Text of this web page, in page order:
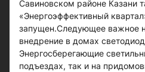
Савиновском районе Казани
«Энергоэффективный
запущен.Следующее важное
внедрение в домах
Энергосберегающие
подъездах, так и на